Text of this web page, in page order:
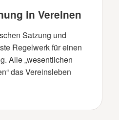
in Vereinen
Satzung und
Regelwerk für einen
Alle „wesentlichen
das Vereinsleben